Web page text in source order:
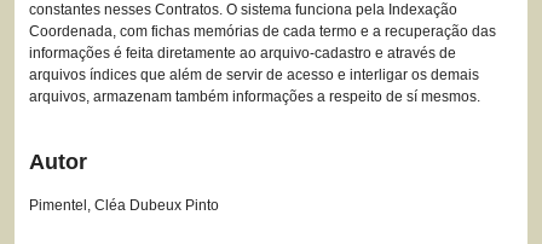
constantes nesses Contratos. O sistema funciona pela Indexação
Coordenada, com fichas memórias de cada termo e a recuperação das
informações é feita diretamente ao arquivo-cadastro e através de
arquivos índices que além de servir de acesso e interligar os demais
arquivos, armazenam também informações a respeito de sí mesmos.
Autor
Pimentel, Cléa Dubeux Pinto